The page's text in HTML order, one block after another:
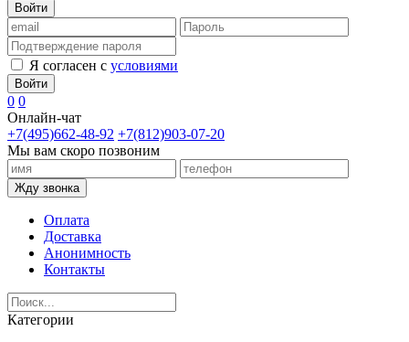
Войти
Я согласен с условиями
Войти
0 0
Онлайн-чат
+7(495)662-48-92 +7(812)903-07-20
Мы вам скоро позвоним
Жду звонка
Оплата
Доставка
Анонимность
Контакты
Категории